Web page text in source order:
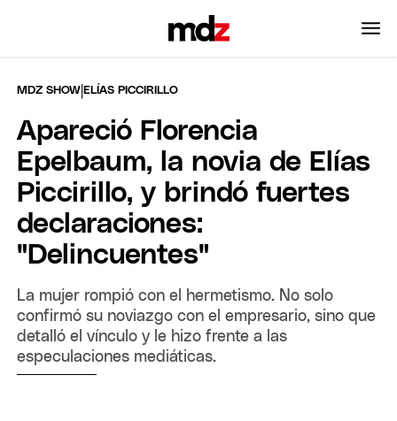
MDZ SHOW |ELÍAS PICCIRILLO
Apareció Florencia
Epelbaum, la novia de Elías
Piccirillo, y brindó fuertes
declaraciones:
"Delincuentes"
La mujer rompió con el hermetismo. No solo
confirmó su noviazgo con el empresario, sino que
detalló el vínculo y le hizo frente a las
especulaciones mediáticas.